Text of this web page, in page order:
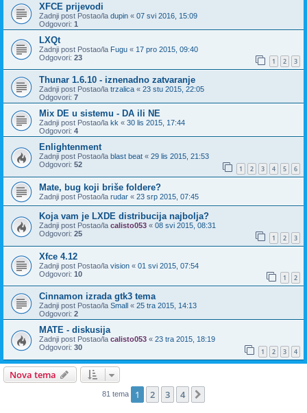
XFCE prijevodi
Zadnji post Postao/la dupin « 07 svi 2016, 15:09
Odgovori: 1
LXQt
Zadnji post Postao/la Fugu « 17 pro 2015, 09:40
Odgovori: 23 1 2 3
Thunar 1.6.10 - iznenadno zatvaranje
Zadnji post Postao/la trzalica « 23 stu 2015, 22:05
Odgovori: 7
Mix DE u sistemu - DA ili NE
Zadnji post Postao/la kk « 30 lis 2015, 17:44
Odgovori: 4
Enlightenment
Zadnji post Postao/la blast beat « 29 lis 2015, 21:53
Odgovori: 52 1 2 3 4 5 6
Mate, bug koji briše foldere?
Zadnji post Postao/la rudar « 23 srp 2015, 07:45
Koja vam je LXDE distribucija najbolja?
Zadnji post Postao/la calisto053 « 08 svi 2015, 08:31
Odgovori: 25 1 2 3
Xfce 4.12
Zadnji post Postao/la vision « 01 svi 2015, 07:54
Odgovori: 10 1 2
Cinnamon izrada gtk3 tema
Zadnji post Postao/la Small « 25 tra 2015, 14:13
Odgovori: 2
MATE - diskusija
Zadnji post Postao/la calisto053 « 23 tra 2015, 18:19
Odgovori: 30 1 2 3 4
Nova tema
81 tema 1 2 3 4